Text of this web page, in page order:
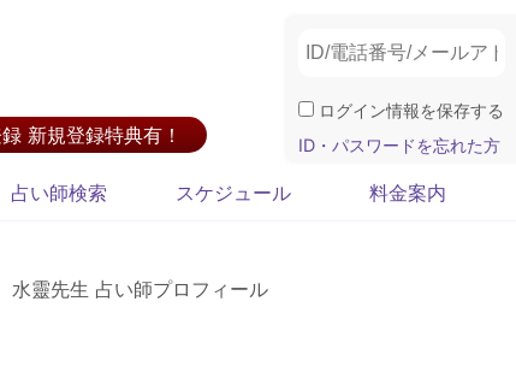
新規登録特典有！
ログイン情報を保存する
ID・パスワードを忘れた方
占い師検索 スケジュール 料金案内
水靈先生 占い師プロフィール